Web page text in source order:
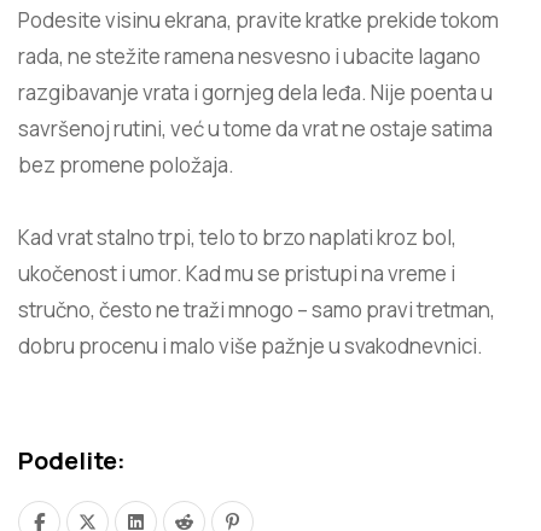
Podesite visinu ekrana, pravite kratke prekide tokom
rada, ne stežite ramena nesvesno i ubacite lagano
razgibavanje vrata i gornjeg dela leđa. Nije poenta u
savršenoj rutini, već u tome da vrat ne ostaje satima
bez promene položaja.
Kad vrat stalno trpi, telo to brzo naplati kroz bol,
ukočenost i umor. Kad mu se pristupi na vreme i
stručno, često ne traži mnogo – samo pravi tretman,
dobru procenu i malo više pažnje u svakodnevnici.
Podelite: